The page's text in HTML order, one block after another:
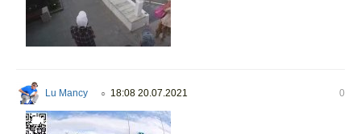
Lu Mancy ○ 18:08 20.07.2021 0